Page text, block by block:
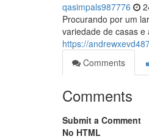
qasimpals987776
Procurando por um
variedade de casas e
https://
Comments
Comments
Submit a Comment
No HTML